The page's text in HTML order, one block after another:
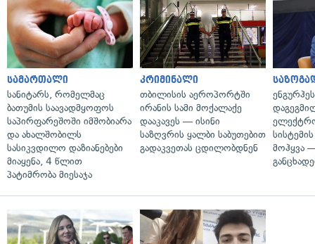
სამართალი
სანიტარს, რომელმაც
ბათუმის საავადმყოფოს
საპირფარეშოში იმშობიარა
და ახალშობილს
სასიკვდილო დაზიანებები
მიაყენა, 4 წლით
პატიმრობა მიესაჯა
კრიმინალი
თბილისის აეროპორტში
ირანის სამი მოქალაქე
დააკავეს — ისინი
საზღვრის ყალბი საბუთებით
გადაკვეთას ცდილობდნენ
მოჰყვა